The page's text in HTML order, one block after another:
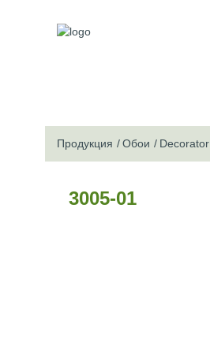
Продукция Обои Decorator
3005-01